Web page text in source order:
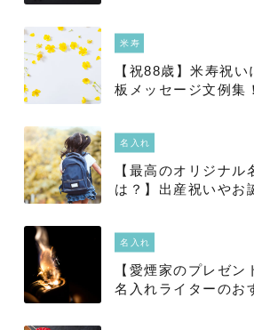
米寿
【祝88歳】米寿祝
板メッセージ文例集
名入れ
【最高のオリジナル
は？】出産祝いやお
名入れ
【愛煙家のプレゼ
名入れライターのお